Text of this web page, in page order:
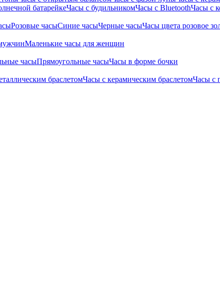
батарейкеЧасы с будильникомЧасы с BluetoothЧасы с
Розовые часыСиние часыЧерные часыЧасы цвета розовое
Маленькие часы для женщин
часыПрямоугольные часыЧасы в форме бочки
браслетомЧасы с керамическим браслетомЧасы с